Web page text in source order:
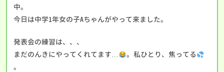
中。
今日は中学1年女の子Aちゃんがやって来ました。
発表会の練習は、、、
まだのんきにやってくれてます…
。私ひとり、焦ってる
。